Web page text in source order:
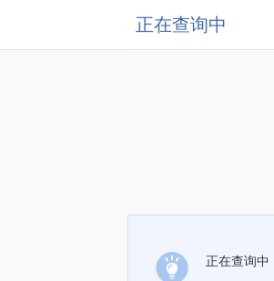
正在查询中
正在查询中